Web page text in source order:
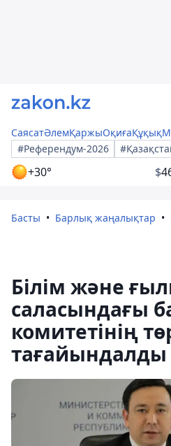
СаясатӘлемҚаржыОқиғаҚұқық
#Референдум-2026
+30° $
Басты Барлық жаңалықтар
Білім және
саласындағы
комитетінің
тағайындалды